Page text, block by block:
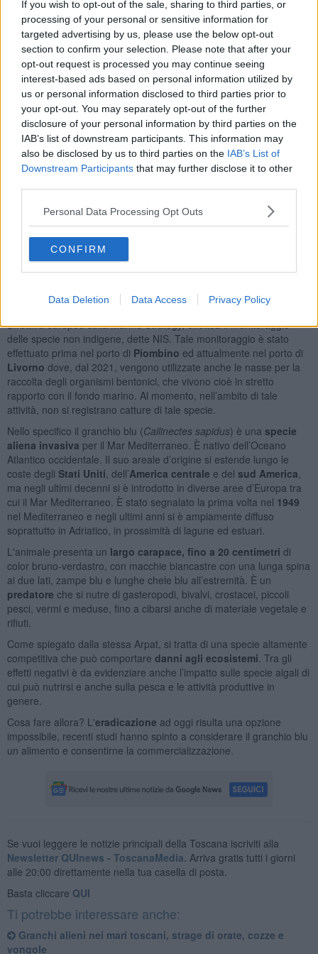
If you wish to opt-out of the sale, sharing to third parties, or
processing of your personal or sensitive information for
targeted advertising by us, please use the below opt-out
section to confirm your selection. Please note that after your
opt-out request is processed you may continue seeing
interest-based ads based on personal information utilized by
us or personal information disclosed to third parties prior to
your opt-out. You may separately opt-out of the further
disclosure of your personal information by third parties on the
IAB’s list of downstream participants. This information may
also be disclosed by us to third parties on the IAB’s List of
Downstream Participants that may further disclose it to other
Personal Data Processing Opt Outs
CONFIRM
Data Deletion Data Access Privacy Policy
delle proposte per consumare il granchio blu a tavola formulate dai
cuochi pescatori e contadini della Coldiretti per arginare una
diffusione della specie invasiva che fa strage di cozze, vongole e
orate con danni ingentissimi.
Certo eradicarlo mangiandolo no, non sarà possibile. Come si dice,
però: tutto fa. E allora ecco i menu a base di granchio blu, che tra
l'altro oltre ad essere ottimo al palato ha anche un alto contenuto di
vitamina B12il che lo rende importante sotto il profilo nutrizionale.
Ma non solo cuochi pescatori: le ricette a base del nuovo e
indesiderato inquilino dei mari italiani impazzano sul web. Va per la
maggiore ilcondimento per la pasta , ma non mancano
polpa al vapore e un filino d'olioappena. Insomma, da predone
dei mari a re delle tavole per l'estate 2023 il protagonista è lui: il
granchio blu.
Granchio blu: come è fatto e da dove
A studiare il caso dei granchi blu è l'Arpat che, nell’ambito della la
Direttiva europea sulla Marine Strategy, effettua il monitoraggio
delle specie non indigene, dette NIS. Tale monitoraggio è stato
effettuato prima nel porto di Piombino ed attualmente nel porto di
Livorno dove, dal 2021, vengono utilizzate anche le nasse per la
raccolta degli organismi bentonici, che vivono cioè in stretto
rapporto con il fondo marino. Al momento, nell’ambito di tale
attività, non si registrano catture di tale specie.
Nello specifico il granchio blu (Callinectes sapidus) è una specie
aliena invasiva per il Mar Mediterraneo. È nativo dell’Oceano
Atlantico occidentale. Il suo areale d’origine si estende lungo le
coste degli Stati Uniti , dell’America centrale e del sud America
ma negli ultimi decenni si è introdotto in diverse aree d’Europa tra
cui il Mar Mediterraneo. È stato segnalato la prima volta nel 1949
nel Mediterraneo e negli ultimi anni si è ampiamente diffuso
soprattutto in Adriatico, in prossimità di lagune ed estuari.
L'animale presenta un largo carapace, fino a 20 centimetri di
color bruno-verdastro, con macchie biancastre con una lunga spina
ai due lati, zampe blu e lunghe chele blu all’estremità. È un
predatore che si nutre di gasteropodi, bivalvi, crostacei, piccoli
pesci, vermi e meduse, fino a cibarsi anche di materiale vegetale e
rifiuti.
Come spiegato dalla stessa Arpat, si tratta di una specie altamente
competitiva che può comportare danni agli ecosistemi . Tra gli
effetti negativi è da evidenziare anche l’impatto sulle specie algali di
cui può nutrirsi e anche sulla pesca e le attività produttive in
genere.
Cosa fare allora? L'eradicazione ad oggi risulta una opzione
impossibile, recenti studi hanno spinto a considerare il granchio blu
un alimento e consentirne la commercializzazione.
Se vuoi leggere le notizie principali della Toscana iscriviti alla
Newsletter QUInews - ToscanaMedia. Arriva gratis tutti i giorni
alle 20:00 direttamente nella tua casella di posta.
Basta cliccare QUI
Ti potrebbe interessare anche:
Granchi alieni nei mari toscani, strage di orate, cozze e
vongole